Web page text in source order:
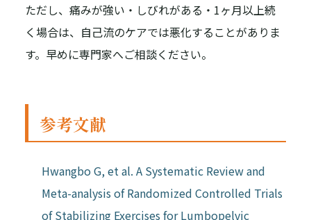
ただし、痛みが強い・しびれがある・1ヶ月以上続
く場合は、自己流のケアでは悪化することがありま
す。早めに専門家へご相談ください。
参考文献
Hwangbo G, et al. A Systematic Review and
Meta-analysis of Randomized Controlled Trials
of Stabilizing Exercises for Lumbopelvic